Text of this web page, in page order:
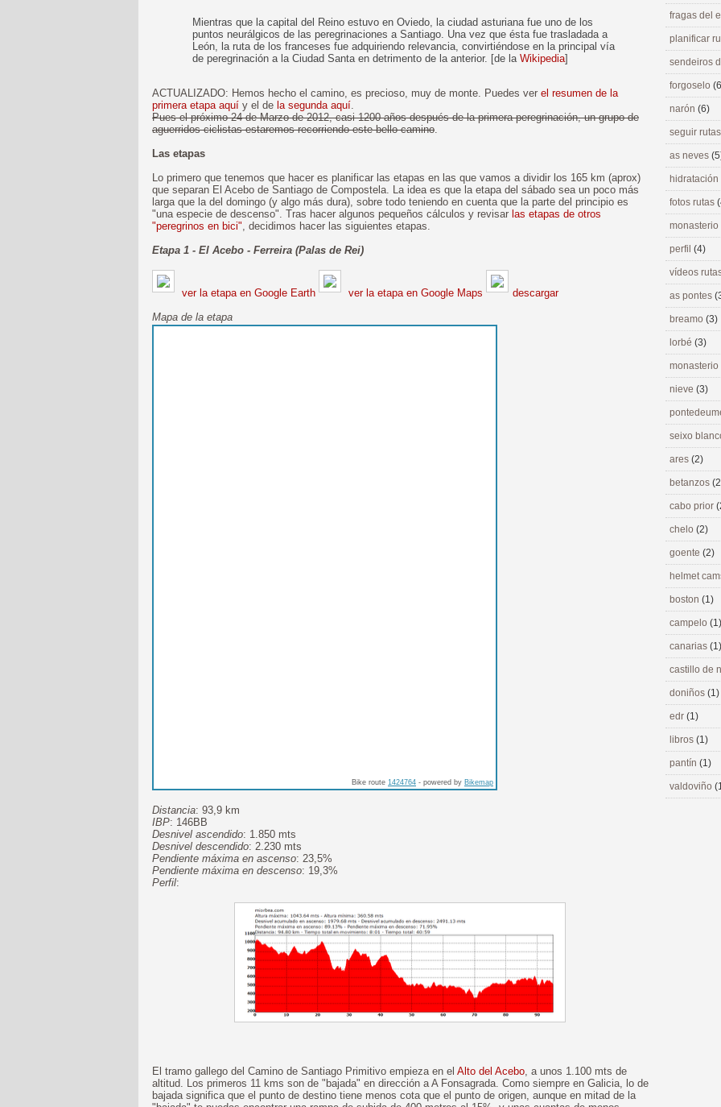
Mientras que la capital del Reino estuvo en Oviedo, la ciudad asturiana fue uno de los
puntos neurálgicos de las peregrinaciones a Santiago. Una vez que ésta fue trasladada a
León, la ruta de los franceses fue adquiriendo relevancia, convirtiéndose en la principal vía
de peregrinación a la Ciudad Santa en detrimento de la anterior. [de la Wikipedia]
ACTUALIZADO: Hemos hecho el camino, es precioso, muy de monte. Puedes ver el resumen de la
primera etapa aquí y el de la segunda aquí.
Pues el próximo 24 de Marzo de 2012, casi 1200 años después de la primera peregrinación, un grupo de
aguerridos ciclistas estaremos recorriendo este bello camino.
Las etapas
Lo primero que tenemos que hacer es planificar las etapas en las que vamos a dividir los 165 km (aprox)
que separan El Acebo de Santiago de Compostela. La idea es que la etapa del sábado sea un poco más
larga que la del domingo (y algo más dura), sobre todo teniendo en cuenta que la parte del principio es
"una especie de descenso". Tras hacer algunos pequeños cálculos y revisar las etapas de otros
"peregrinos en bici", decidimos hacer las siguientes etapas.
Etapa 1 - El Acebo - Ferreira (Palas de Rei)
ver la etapa en Google Earth ver la etapa en Google Maps
descargar
Mapa de la etapa
Bike route 1424764 - powered by Bikemap
Distancia: 93,9 km
IBP: 146BB
Desnivel ascendido: 1.850 mts
Desnivel descendido: 2.230 mts
Pendiente máxima en ascenso: 23,5%
Pendiente máxima en descenso: 19,3%
Perfil:
El tramo gallego del Camino de Santiago Primitivo empieza en el Alto del Acebo, a unos 1.100 mts de
altitud. Los primeros 11 kms son de "bajada" en dirección a A Fonsagrada. Como siempre en Galicia, lo de
bajada significa que el punto de destino tiene menos cota que el punto de origen, aunque en mitad de la
fragas del
planificar
sendeiros
forgoselo
narón (6)
seguir
as neves
hidratación
fotos rutas
perfil (4)
vídeos
as pontes
breamo (3)
lorbé (3)
nieve (3)
seixo
ares (2)
betanzos
cabo prior
chelo (2)
goente (2)
helmet
boston (1)
campelo (1)
canarias (1)
castillo de
doniños (1)
edr (1)
libros (1)
pantín (1)
valdoviño